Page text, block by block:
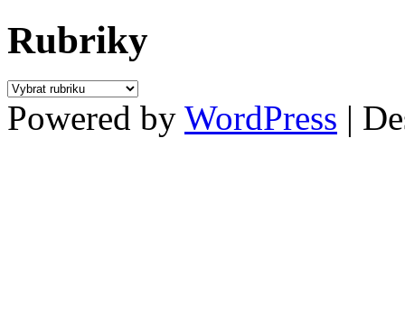
Rubriky
Rubriky
Powered by WordPress |